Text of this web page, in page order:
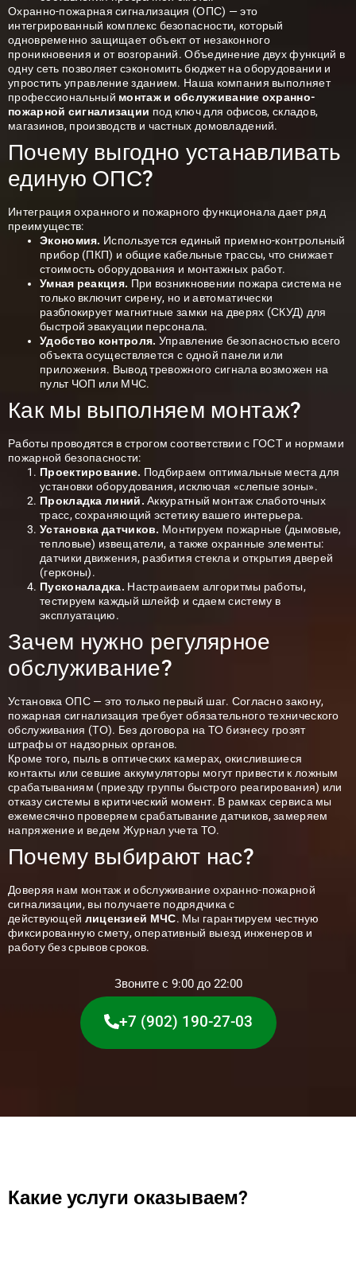
Охранно-пожарная сигнализация (ОПС) — это
интегрированный комплекс безопасности, который
одновременно защищает объект от незаконного
проникновения и от возгораний. Объединение двух функций в
одну сеть позволяет сэкономить бюджет на оборудовании и
упростить управление зданием. Наша компания выполняет
профессиональный монтаж и обслуживание охранно-
пожарной сигнализации под ключ для офисов, складов,
магазинов, производств и частных домовладений.
Почему выгодно устанавливать
единую ОПС?
Интеграция охранного и пожарного функционала дает ряд
преимуществ:
Экономия. Используется единый приемно-контрольный
прибор (ПКП) и общие кабельные трассы, что снижает
стоимость оборудования и монтажных работ.
Умная реакция. При возникновении пожара система не
только включит сирену, но и автоматически
разблокирует магнитные замки на дверях (СКУД) для
быстрой эвакуации персонала.
Удобство контроля. Управление безопасностью всего
объекта осуществляется с одной панели или
приложения. Вывод тревожного сигнала возможен на
пульт ЧОП или МЧС.
Как мы выполняем монтаж?
Работы проводятся в строгом соответствии с ГОСТ и нормами
пожарной безопасности:
Проектирование. Подбираем оптимальные места для
установки оборудования, исключая «слепые зоны».
Прокладка линий. Аккуратный монтаж слаботочных
трасс, сохраняющий эстетику вашего интерьера.
Установка датчиков. Монтируем пожарные (дымовые,
тепловые) извещатели, а также охранные элементы:
датчики движения, разбития стекла и открытия дверей
(герконы).
Пусконаладка. Настраиваем алгоритмы работы,
тестируем каждый шлейф и сдаем систему в
эксплуатацию.
Зачем нужно регулярное
обслуживание?
Установка ОПС — это только первый шаг. Согласно закону,
пожарная сигнализация требует обязательного технического
обслуживания (ТО). Без договора на ТО бизнесу грозят
штрафы от надзорных органов.
Кроме того, пыль в оптических камерах, окислившиеся
контакты или севшие аккумуляторы могут привести к ложным
срабатываниям (приезду группы быстрого реагирования) или
отказу системы в критический момент. В рамках сервиса мы
ежемесячно проверяем срабатывание датчиков, замеряем
напряжение и ведем Журнал учета ТО.
Почему выбирают нас?
Доверяя нам монтаж и обслуживание охранно-пожарной
сигнализации, вы получаете подрядчика с
действующей лицензией МЧС. Мы гарантируем честную
фиксированную смету, оперативный выезд инженеров и
работу без срывов сроков.
Звоните с 9:00 до 22:00
+7 (902) 190-27-03
Какие услуги оказываем?